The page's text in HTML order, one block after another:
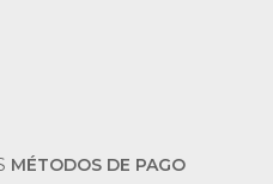
MÉTODOS DE PAGO